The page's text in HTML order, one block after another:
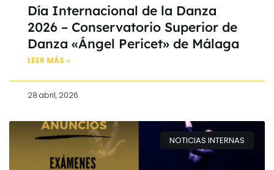
Día Internacional de la Danza
2026 – Conservatorio Superior de
Danza «Ángel Pericet» de Málaga
LEER MÁS »
28 abril, 2026
NOTICIAS INTERNAS